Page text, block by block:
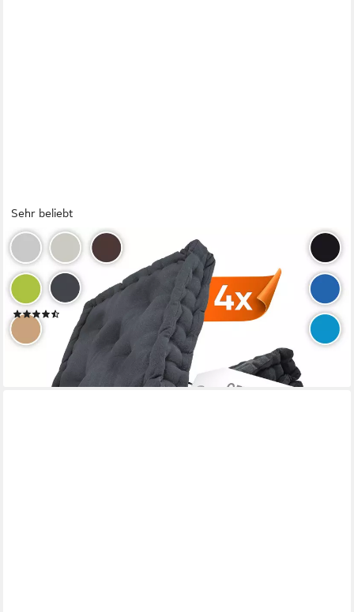
Sehr beliebt
GRÄFENSTAYN
Sitzkissen 4er Set 40x40 cm mit 8 cm Polsterung aus 100 %
Baumwolle -, robustes Sitzkissen für Indoor & Outdoor,
bequemes Bodenkissen
(70)
27,95 €
lieferbar - in 2-3 Werktagen bei dir
+2